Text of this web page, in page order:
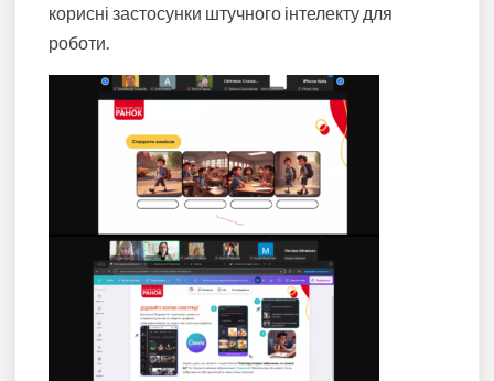
корисні застосунки штучного інтелекту для
роботи.